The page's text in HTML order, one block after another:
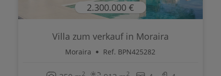
2.300.000 €
Villa zum verkauf in Moraira
Moraira Ref. BPN425282
2 2